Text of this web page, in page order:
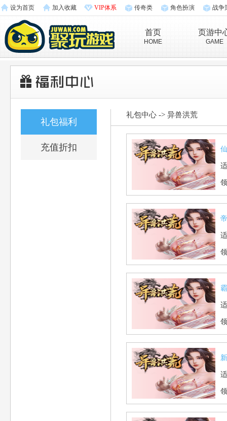
设为首页 加入收藏 VIP体系 传奇类 角色扮演 战争
首页
HOME
页游中
GAME
礼包福利
充值折扣
礼包中心 -> 异兽洪荒